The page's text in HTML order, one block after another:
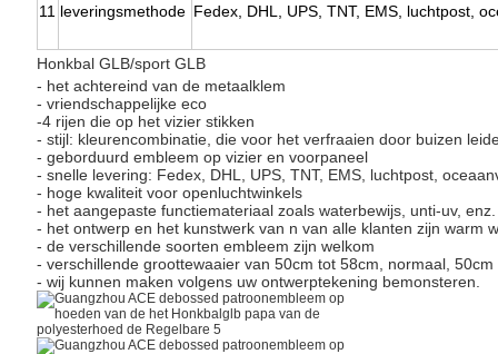
11 leveringsmethode Fedex, DHL, UPS, TNT, EMS, luchtpost,
Honkbal GLB/sport GLB
- het achtereind van de metaalklem
- vriendschappelijke eco
-4 rijen die op het vizier stikken
- stijl: kleurencombinatie, die voor het verfraaien door buizen
- geborduurd embleem op vizier en voorpaneel
- snelle levering: Fedex, DHL, UPS, TNT, EMS, luchtpost,
- hoge kwaliteit voor openluchtwinkels
- het aangepaste functiemateriaal zoals waterbewijs, unti-uv,
- het ontwerp en het kunstwerk van n van alle klanten zijn warm
- de verschillende soorten embleem zijn welkom
- verschillende groottewaaier van 50cm tot 58cm, normaal,
- wij kunnen maken volgens uw ontwerptekening bemonsteren.